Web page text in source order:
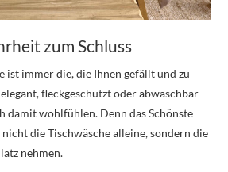
zum Schluss
ist immer die, die Ihnen gefällt und zu
fleckgeschützt oder abwaschbar –
damit wohlfühlen. Denn das Schönste
die Tischwäsche alleine, sondern die
nehmen.